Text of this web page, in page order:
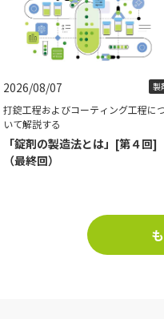
2026/08/07 製
打錠工程およびコーティング工程に
いて解説する
「錠剤の製造法とは」[第４回]
（最終回）